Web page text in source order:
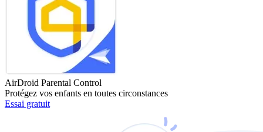
AirDroid Parental Control
Protégez vos enfants en toutes circonstances
Essai gratuit